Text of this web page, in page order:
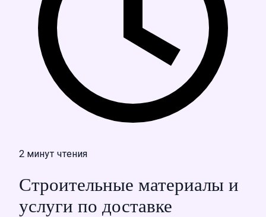
2 минут чтения
Строительные материалы и
услуги по доставке